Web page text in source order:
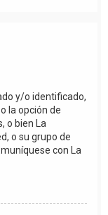
y/o identificado,
la opción de
o bien La
o su grupo de
con La